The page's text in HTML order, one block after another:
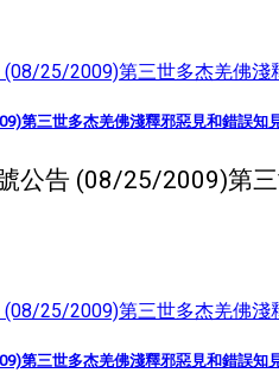
第三世多杰羌佛淺釋邪惡見和錯誤知
公告 (08/25/2009)第
第三世多杰羌佛淺釋邪惡見和錯誤知